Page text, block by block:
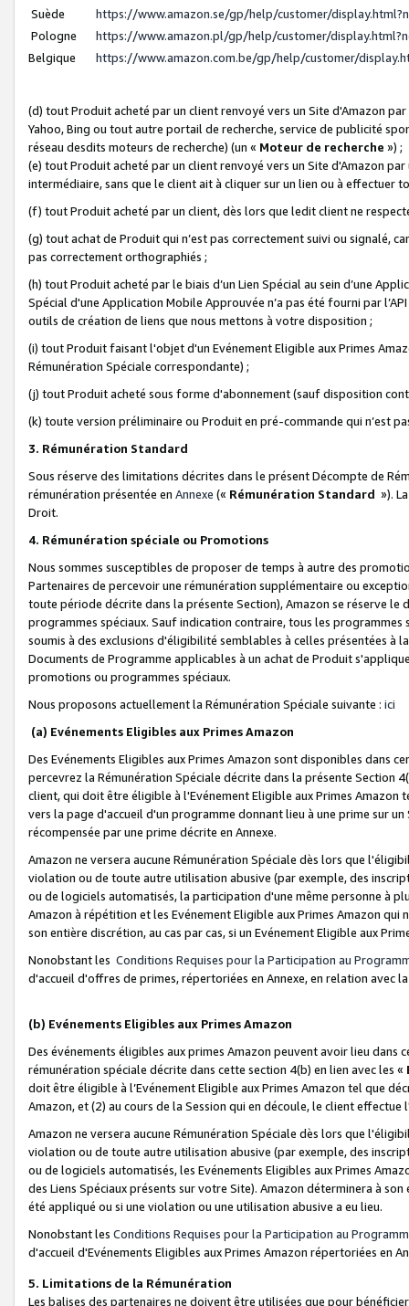
Suède
https://www.amazon.se/gp/help/customer/
Pologne
https://www.amazon.pl/gp/help/customer/
Belgique
https://www.amazon.com.be/gp/help/customer/
(d) tout Produit acheté par un client renvoyé vers un Site d'Amazon
Yahoo, Bing ou tout autre portail de recherche, service de publicité
réseau desdits moteurs de recherche) (un « Moteur de recherche ») ;
(e) tout Produit acheté par un client renvoyé vers un Site d'Amazon
intermédiaire, sans que le client ait à cliquer sur un lien ou à
(f) tout Produit acheté par un client, dès lors que ledit client ne
(g) tout achat de Produit qui n’est pas correctement suivi ou signalé,
pas correctement orthographiés ;
(h) tout Produit acheté par le biais d’un Lien Spécial au sein d’une
Spécial d'une Application Mobile Approuvée n’a pas été fourni par
outils de création de liens que nous mettons à votre disposition ;
(i) tout Produit faisant l'objet d'un Evénement Eligible aux Primes
Rémunération Spéciale correspondante) ;
(j) tout Produit acheté sous forme d'abonnement (sauf disposition
(k) toute version préliminaire ou Produit en pré-commande qui n’est
3. Rémunération Standard
Sous réserve des limitations décrites dans le présent Décompte de
rémunération présentée en Annexe (« Rémunération Standard »).
Droit.
4. Rémunération spéciale ou Promotions
Nous sommes susceptibles de proposer de temps à autre des
Partenaires de percevoir une rémunération supplémentaire ou
toute période décrite dans la présente Section), Amazon se réserve
programmes spéciaux. Sauf indication contraire, tous les
soumis à des exclusions d'éligibilité semblables à celles présentées à
Documents de Programme applicables à un achat de Produit
promotions ou programmes spéciaux.
Nous proposons actuellement la Rémunération Spéciale suivante : ici
(a) Evénements Eligibles aux Primes Amazon
Des Evénements Eligibles aux Primes Amazon sont disponibles dans
percevrez la Rémunération Spéciale décrite dans la présente Section
client, qui doit être éligible à l'Evénement Eligible aux Primes Amazon
vers la page d'accueil d'un programme donnant lieu à une prime sur
récompensée par une prime décrite en Annexe.
Amazon ne versera aucune Rémunération Spéciale dès lors que
violation ou de toute autre utilisation abusive (par exemple, des
ou de logiciels automatisés, la participation d'une même personne à
Amazon à répétition et les Evénement Eligible aux Primes Amazon qui
son entière discrétion, au cas par cas, si un Evénement Eligible aux
Nonobstant les Conditions Requises pour la Participation au
d'accueil d'offres de primes, répertoriées en Annexe, en relation avec
(b) Evénements Eligibles aux Primes Amazon
Des événements éligibles aux primes Amazon peuvent avoir lieu dans
rémunération spéciale décrite dans cette section 4(b) en lien avec les «
doit être éligible à l’Evénement Eligible aux Primes Amazon tel que
Amazon, et (2) au cours de la Session qui en découle, le client
Amazon ne versera aucune Rémunération Spéciale dès lors que
violation ou de toute autre utilisation abusive (par exemple, des
ou de logiciels automatisés, les Evénements Eligibles aux Primes
des Liens Spéciaux présents sur votre Site). Amazon déterminera à
été appliqué ou si une violation ou une utilisation abusive a eu lieu.
Nonobstant les Conditions Requises pour la Participation au
d'accueil d'Evénements Eligibles aux Primes Amazon répertoriées en
5. Limitations de la Rémunération
Les balises des partenaires ne doivent être utilisées que pour